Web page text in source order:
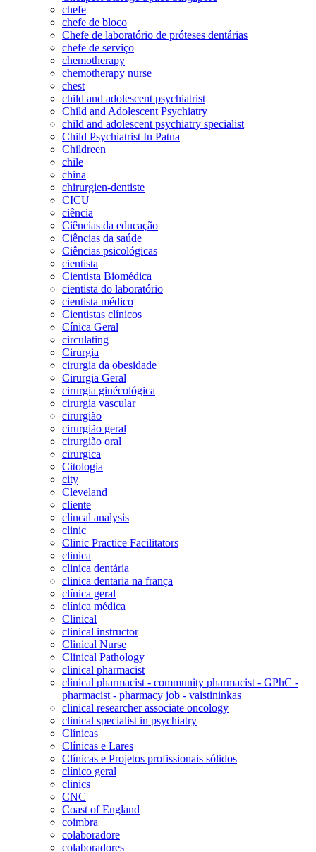
chefe
chefe de bloco
Chefe de laboratório de próteses dentárias
chefe de serviço
chemotherapy
chemotherapy nurse
chest
child and adolescent psychiatrist
Child and Adolescent Psychiatry
child and adolescent psychiatry specialist
Child Psychiatrist In Patna
Childreen
chile
china
chirurgien-dentiste
CICU
ciência
Ciências da educação
Ciências da saúde
Ciências psicológicas
cientista
Cientista Biomédica
cientista do laboratório
cientista médico
Cientistas clínicos
Cínica Geral
circulating
Cirurgia
cirurgia da obesidade
Cirurgia Geral
cirurgia ginécológica
cirurgia vascular
cirurgião
cirurgião geral
cirurgião oral
cirurgica
Citologia
city
Cleveland
cliente
clincal analysis
clinic
Clinic Practice Facilitators
clinica
clinica dentária
clinica dentaria na frança
clínica geral
clínica médica
Clinical
clinical instructor
Clinical Nurse
Clinical Pathology
clinical pharmacist
clinical pharmacist - community pharmacist - GPhC -
pharmacist - pharmacy job - vaistininkas
clinical researcher associate oncology
clinical specialist in psychiatry
Clínicas
Clínicas e Lares
Clínicas e Projetos profissionais sólidos
clínico geral
clinics
CNC
Coast of England
coimbra
colaboradore
colaboradores